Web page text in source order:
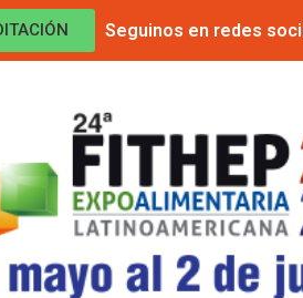
Seguinos en redes